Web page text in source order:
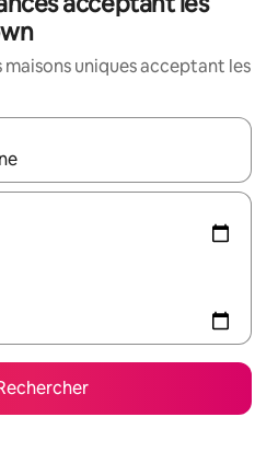
maisons uniques acceptant les
utilisez les flèches vers le